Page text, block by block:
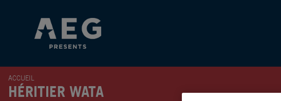
ACCUEIL
HÉRITIER WATA